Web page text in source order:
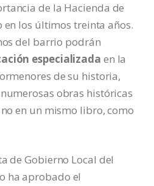
de la Hacienda de
los últimos treinta años.
del barrio podrán
especializada en la
de su historia,
obras históricas
en un mismo libro, como
de Gobierno Local del
ha aprobado el